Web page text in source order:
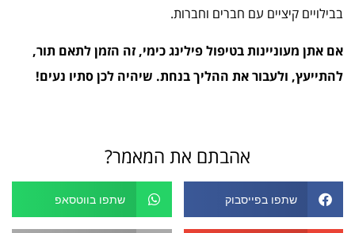
בבילויים קיציים עם חברים וחברות.
אם אתן מעוניינות בטיפול פילינג כימי, זה הזמן לתאם תור,
להתייעץ, ולעבור את ההליך בנחת. שיהיה לכן סתיו נעים!
אהבתם את המאמר?
שתפו בפייסבוק שתפו בווטסאפ